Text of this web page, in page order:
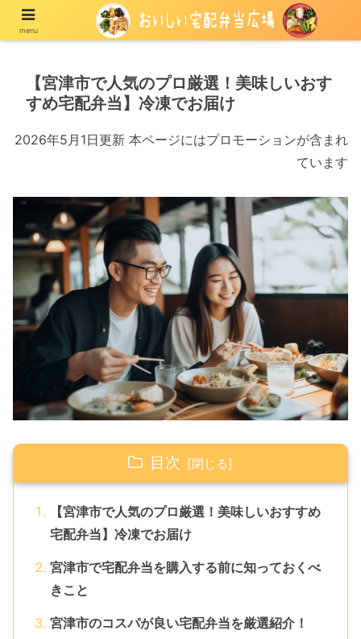
宅配の冷凍弁当や冷蔵弁当を紹介する情報メディア
【宮津市で人気のプロ厳選！美味しいおす
すめ宅配弁当】冷凍でお届け
2026年5月1日更新 本ページにはプロモーションが含まれ
ています
目次
【宮津市で人気のプロ厳選！美味しいおすすめ
宅配弁当】冷凍でお届け
宮津市で宅配弁当を購入する前に知っておくべ
きこと
宮津市のコスパが良い宅配弁当を厳選紹介！
menu